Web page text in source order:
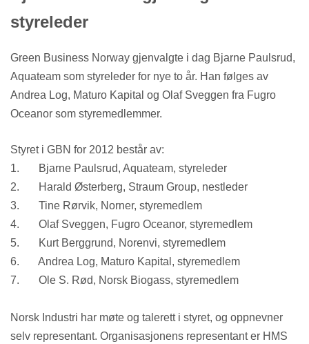
styreleder
Green Business Norway gjenvalgte i dag Bjarne Paulsrud,
Aquateam som styreleder for nye to år. Han følges av
Andrea Log, Maturo Kapital og Olaf Sveggen fra Fugro
Oceanor som styremedlemmer.
Styret i GBN for 2012 består av:
1. Bjarne Paulsrud, Aquateam, styreleder
2. Harald Østerberg, Straum Group, nestleder
3. Tine Rørvik, Norner, styremedlem
4. Olaf Sveggen, Fugro Oceanor, styremedlem
5. Kurt Berggrund, Norenvi, styremedlem
6. Andrea Log, Maturo Kapital, styremedlem
7. Ole S. Rød, Norsk Biogass, styremedlem
Norsk Industri har møte og talerett i styret, og oppnevner
selv representant. Organisasjonens representant er HMS